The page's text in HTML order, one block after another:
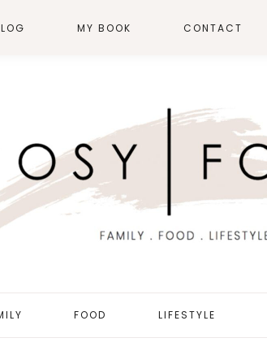
MY BOOK CONTACT
FOOD LIFESTYLE